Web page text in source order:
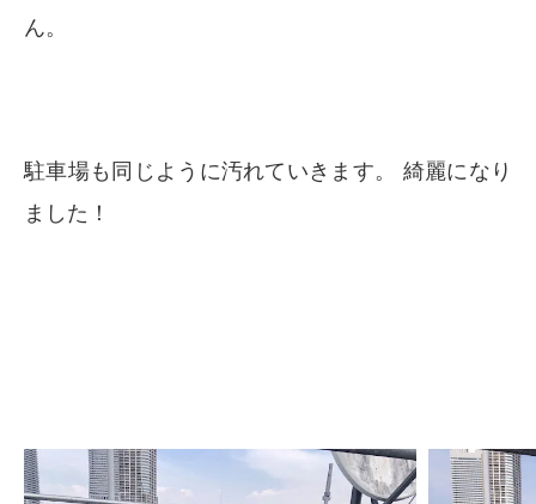
ん。
駐車場も同じように汚れていきます。 綺麗になり
ました！